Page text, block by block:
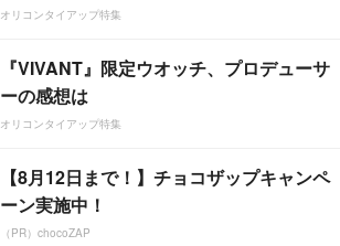
オリコンタイアップ特集
『VIVANT』限定ウオッチ、プロデューサ
ーの感想は
オリコンタイアップ特集
【8月12日まで！】チョコザップキャンペ
ーン実施中！
（PR）chocoZAP